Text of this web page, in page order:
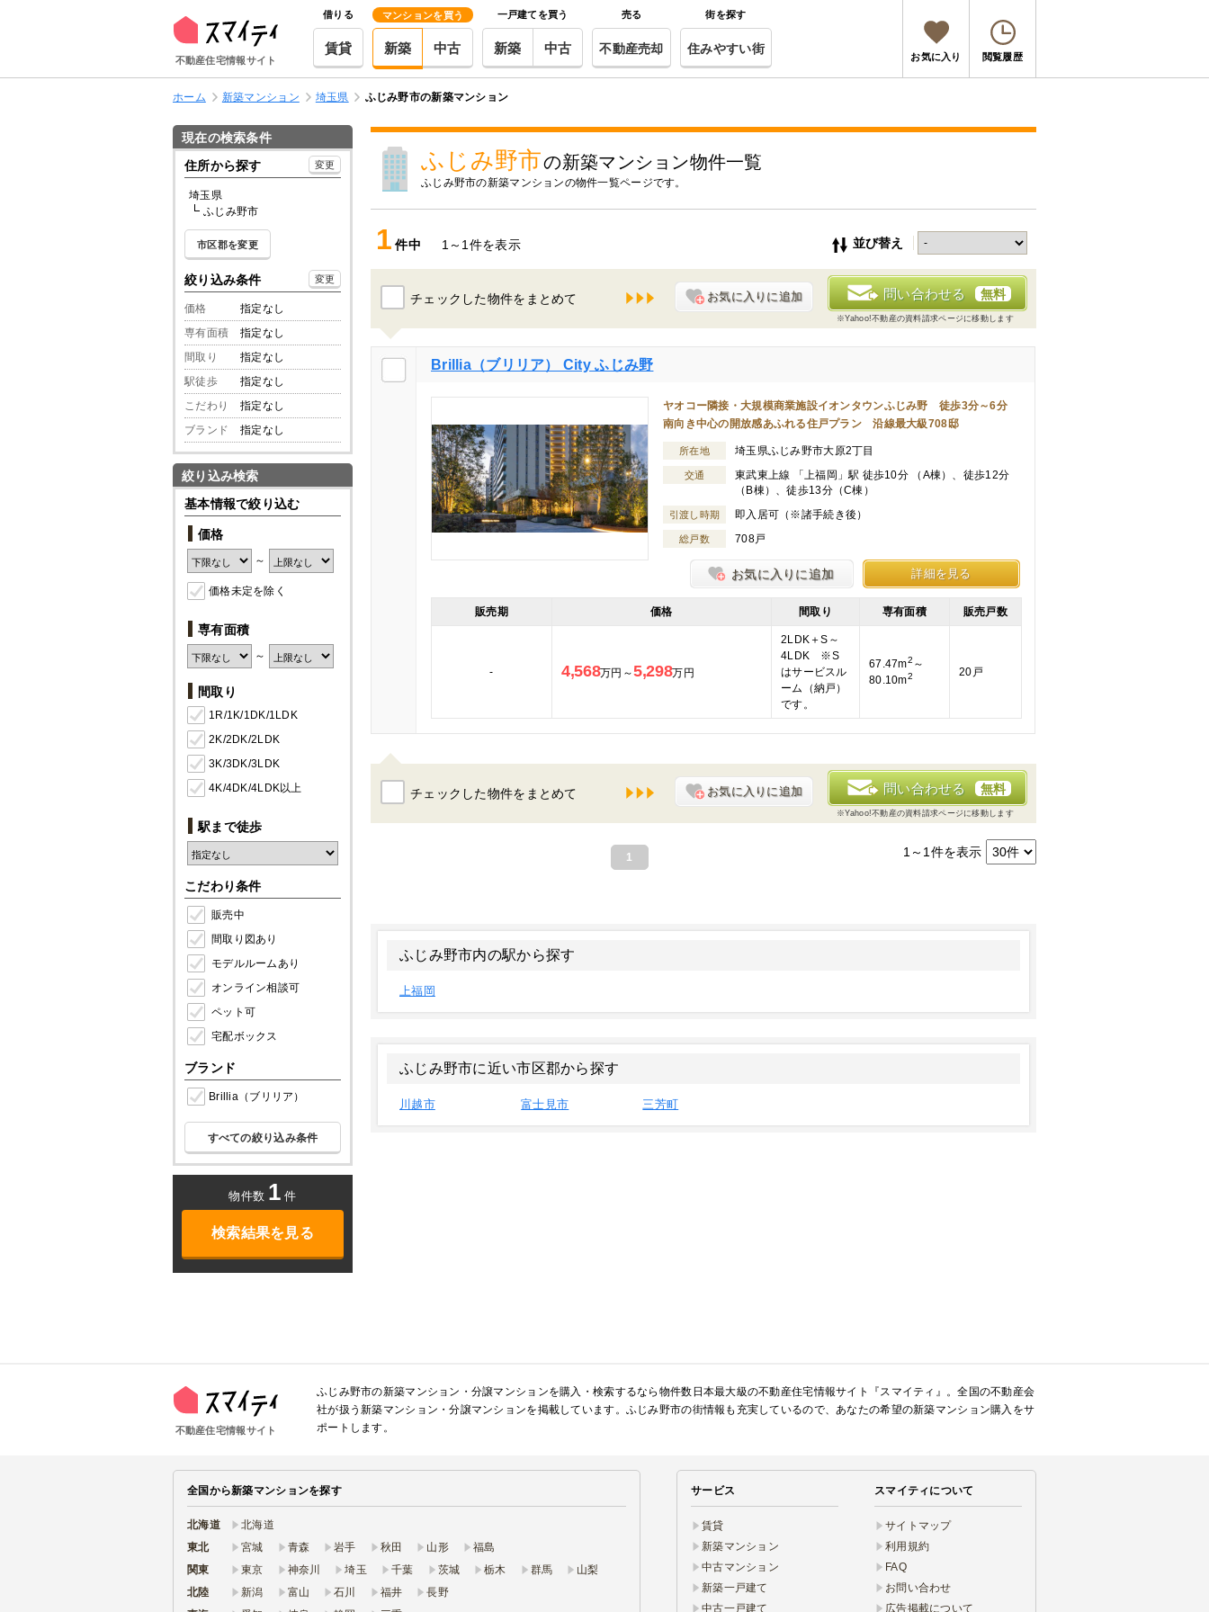
不動産住宅情報サイト
借りる
賃貸
マンションを買う
新築 中古
一戸建てを買う
新築 中古
売る
不動産売却
街を探す
住みやすい街
お気に入り 閲覧履歴
ホーム 新築マンション 埼玉県 ふじみ野市の新築マンション
ふじみ野市の新築マンション物件一覧
ふじみ野市の新築マンションの物件一覧ページです。
1 件中 1～1件を表示 並び替え
チェックした物件をまとめて お気に入りに追加 問い合わせる 無料
※Yahoo!不動産の資料請求ページに移動します
Brillia（ブリリア） City ふじみ野
ヤオコー隣接・大規模商業施設イオンタウンふじみ野 徒歩3分～6分
南向き中心の開放感あふれる住戸プラン 沿線最大級708邸
所在地 埼玉県ふじみ野市大原2丁目
交通
東武東上線 「上福岡」駅 徒歩10分 （A棟）、徒歩12分
（B棟）、徒歩13分（C棟）
引渡し時期 即入居可（※諸手続き後）
総戸数 708戸
詳細を見る
お気に入りに追加
販売期 価格 間取り 専有面積 販売戸数
- 4,568万円～5,298万円
2LDK＋S～
4LDK ※S
はサービスル
ーム（納戸）
です。
67.47m2 ～
80.10m2 20戸
チェックした物件をまとめて お気に入りに追加 問い合わせる 無料
※Yahoo!不動産の資料請求ページに移動します
1～1件を表示
1
ふじみ野市内の駅から探す
上福岡
ふじみ野市に近い市区郡から探す
川越市 富士見市 三芳町
現在の検索条件
住所から探す
変更
埼玉県
ふじみ野市
市区郡を変更
絞り込み条件 変更
価格
指定なし
専有面積
指定なし
間取り
指定なし
駅徒歩
指定なし
こだわり
指定なし
ブランド
指定なし
絞り込み検索
基本情報で絞り込む
価格
～
価格未定を除く
専有面積
～
間取り
1R/1K/1DK/1LDK
2K/2DK/2LDK
3K/3DK/3LDK
4K/4DK/4LDK以上
駅まで徒歩
こだわり条件
販売中
間取り図あり
モデルルームあり
オンライン相談可
ペット可
宅配ボックス
ブランド
Brillia（ブリリア）
すべての絞り込み条件
物件数 1 件
検索結果を見る
不動産住宅情報サイト
ふじみ野市の新築マンション・分譲マンションを購入・検索するなら物件数日本最大級の不動産住宅情報サイト『スマイティ』。全国の不動産会
社が扱う新築マンション・分譲マンションを掲載しています。ふじみ野市の街情報も充実しているので、あなたの希望の新築マンション購入をサ
ポートします。
全国から新築マンションを探す
北海道
北海道
東北
宮城 青森 岩手 秋田 山形
福島
関東
東京 神奈川 埼玉 千葉 茨城 栃木 群馬
山梨
北陸
新潟 富山 石川 福井
長野
サービス
賃貸
新築マンション
中古マンション
新築一戸建て
中古一戸建て
スマイティについて
サイトマップ
利用規約
FAQ
お問い合わせ
広告掲載について